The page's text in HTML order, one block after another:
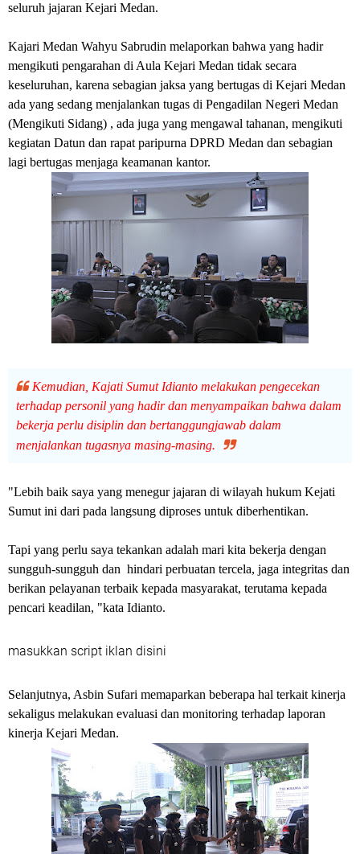
seluruh jajaran Kejari Medan.
Kajari Medan Wahyu Sabrudin melaporkan bahwa yang hadir
mengikuti pengarahan di Aula Kejari Medan tidak secara
keseluruhan, karena sebagian jaksa yang bertugas di Kejari Medan
ada yang sedang menjalankan tugas di Pengadilan Negeri Medan
(Mengikuti Sidang) , ada juga yang mengawal tahanan, mengikuti
kegiatan Datun dan rapat paripurna DPRD Medan dan sebagian
lagi bertugas menjaga keamanan kantor.
Kemudian, Kajati Sumut Idianto melakukan pengecekan
terhadap personil yang hadir dan menyampaikan bahwa dalam
bekerja perlu disiplin dan bertanggungjawab dalam
menjalankan tugasnya masing-masing.
"Lebih baik saya yang menegur jajaran di wilayah hukum Kejati
Sumut ini dari pada langsung diproses untuk diberhentikan.
Tapi yang perlu saya tekankan adalah mari kita bekerja dengan
sungguh-sungguh dan hindari perbuatan tercela, jaga integritas dan
berikan pelayanan terbaik kepada masyarakat, terutama kepada
pencari keadilan, "kata Idianto.
masukkan script iklan disini
Selanjutnya, Asbin Sufari memaparkan beberapa hal terkait kinerja
sekaligus melakukan evaluasi dan monitoring terhadap laporan
kinerja Kejari Medan.